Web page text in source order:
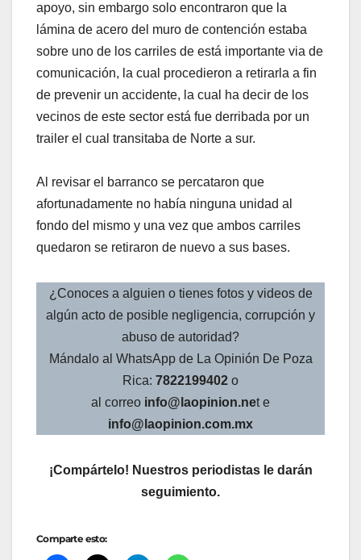
apoyo, sin embargo solo encontraron que la
lámina de acero del muro de contención estaba
sobre uno de los carriles de está importante via de
comunicación, la cual procedieron a retirarla a fin
de prevenir un accidente, la cual ha decir de los
vecinos de este sector está fue derribada por un
trailer el cual transitaba de Norte a sur.
Al revisar el barranco se percataron que
afortunadamente no había ninguna unidad al
fondo del mismo y una vez que ambos carriles
quedaron se retiraron de nuevo a sus bases.
¿Conoces a alguien o tienes fotos y videos de
algún acto de posible negligencia, corrupción y
abuso de autoridad?
Mándalo al WhatsApp de La Opinión De Poza
Rica: 7822199402 o
al correo info@laopinion.net e
info@laopinion.com.mx
¡Compártelo! Nuestros periodistas le darán
seguimiento.
Comparte esto: